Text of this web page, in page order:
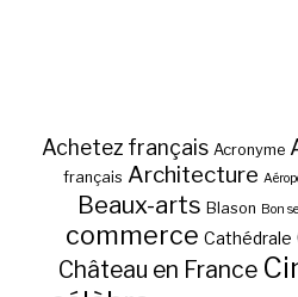
Achetez français Acronyme
français Architecture
Beaux-arts Blason Bon
commerce Cathédrale
Château en France